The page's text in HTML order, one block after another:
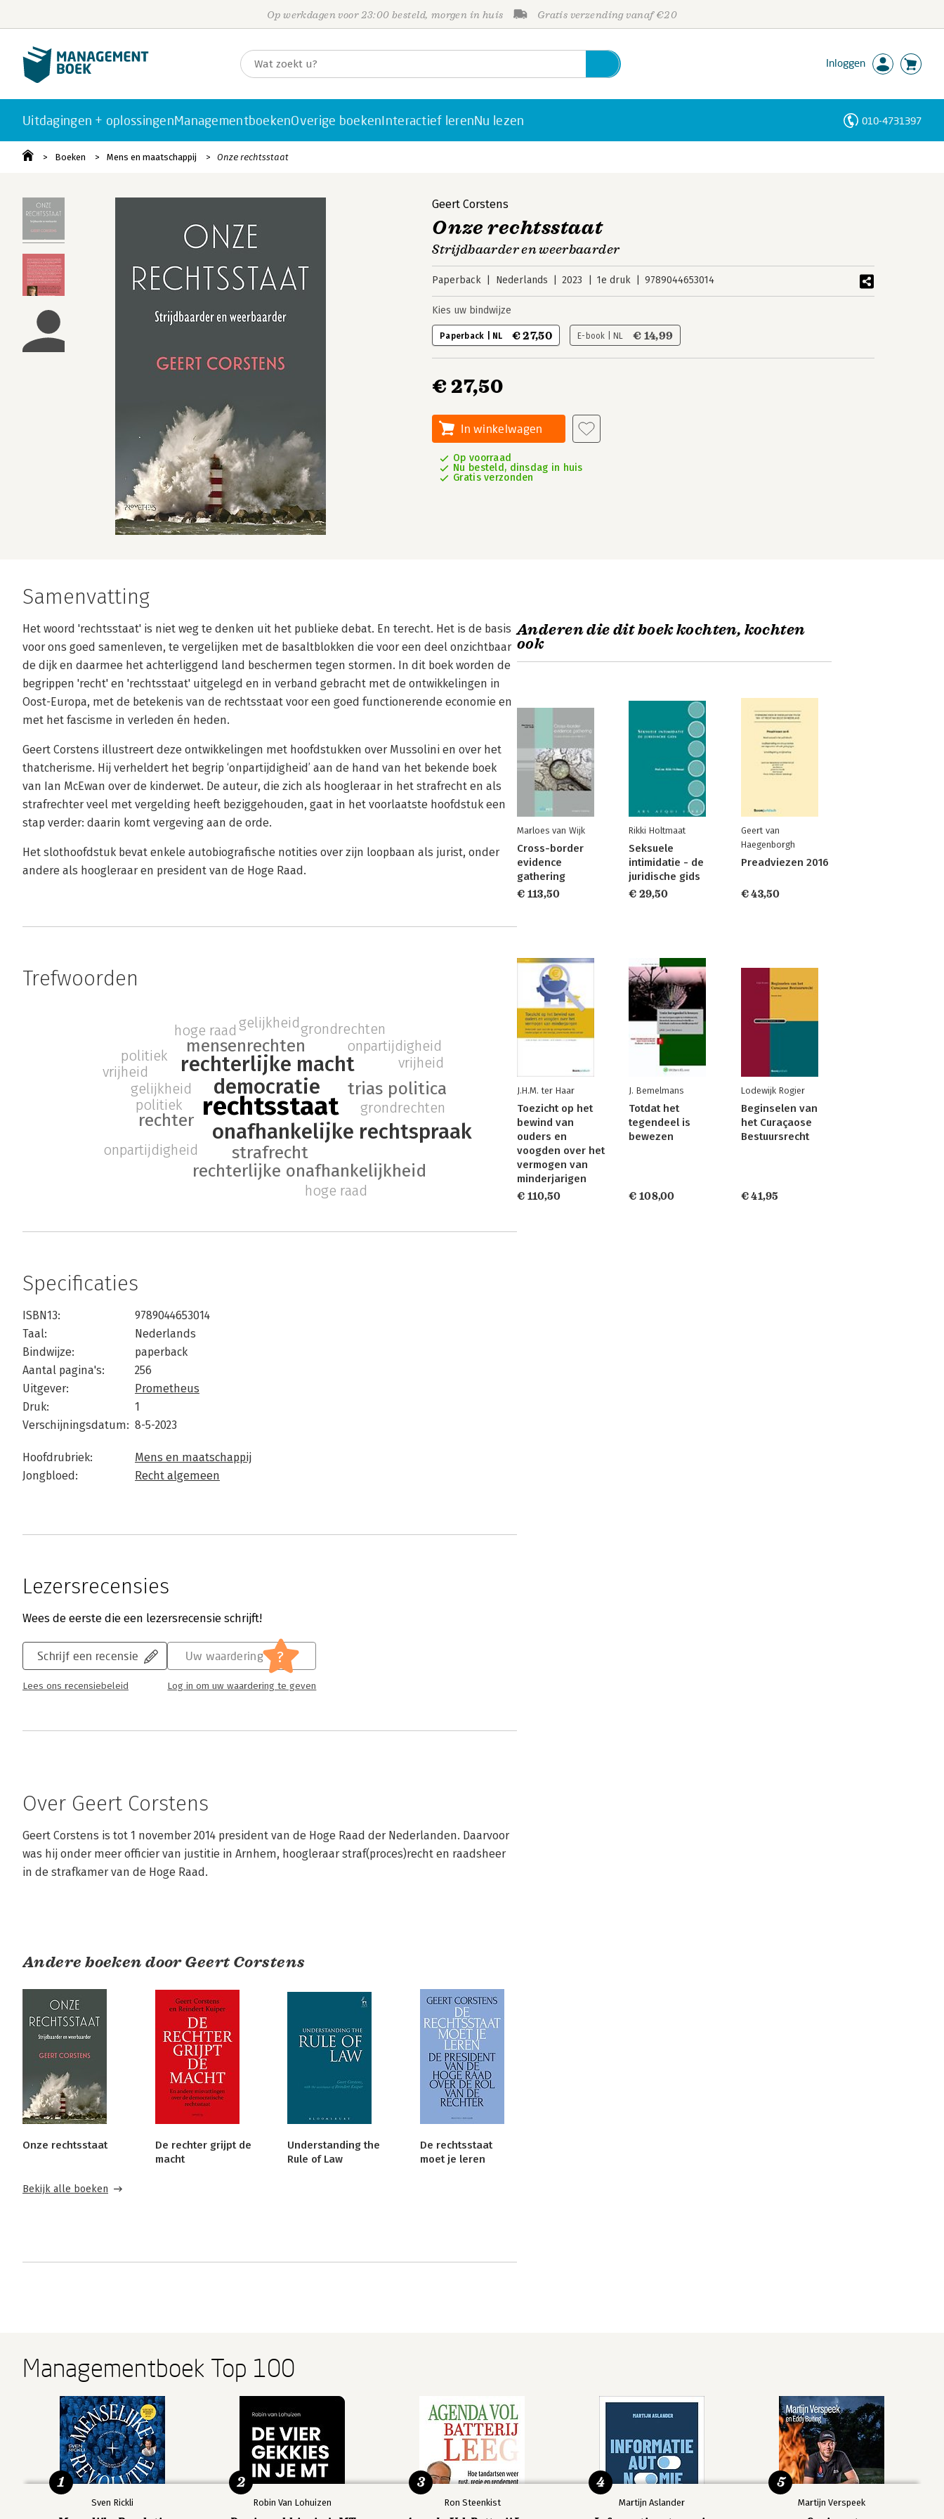
Op werkdagen voor 23:00 besteld, morgen in huis Gratis verzending vanaf €20
Inloggen
Uitdagingen + oplossingenManagementboekenOverige boekenInteractief lerenNu lezen 010-4731397
Boeken Mens en maatschappij Onze rechtsstaat
Geert Corstens
Onze rechtsstaat
Strijdbaarder en weerbaarder
Paperback Nederlands 2023 1e druk 9789044653014
Kies uw bindwijze
Paperback | NL € 27,50 E-book | NL € 14,99
€ 27,50
In winkelwagen
Op voorraad
Nu besteld, dinsdag in huis
Gratis verzonden
Samenvatting
Het woord 'rechtsstaat' is niet weg te denken uit het publieke debat. En terecht. Het is de basis
voor ons goed samenleven, te vergelijken met de basaltblokken die voor een deel onzichtbaar
de dijk en daarmee het achterliggend land beschermen tegen stormen. In dit boek worden de
begrippen 'recht' en 'rechtsstaat' uitgelegd en in verband gebracht met de ontwikkelingen in
Oost-Europa, met de betekenis van de rechtsstaat voor een goed functionerende economie en
met het fascisme in verleden én heden.
Geert Corstens illustreert deze ontwikkelingen met hoofdstukken over Mussolini en over het
thatcherisme. Hij verheldert het begrip ‘onpartijdigheid’ aan de hand van het bekende boek
van Ian McEwan over de kinderwet. De auteur, die zich als hoogleraar in het strafrecht en als
strafrechter veel met vergelding heeft beziggehouden, gaat in het voorlaatste hoofdstuk een
stap verder: daarin komt vergeving aan de orde.
Het slothoofdstuk bevat enkele autobiografische notities over zijn loopbaan als jurist, onder
andere als hoogleraar en president van de Hoge Raad.
Trefwoorden
rechtsstaat
democratie
rechterlijke macht
onafhankelijke rechtspraak
strafrecht
rechterlijke onafhankelijkheid
mensenrechten
trias politica
rechter
politiek
gelijkheid
grondrechten
onpartijdigheid
vrijheid
hoge raad
politiek
gelijkheidgrondrechten
onpartijdigheid
vrijheid
hoge raad
Specificaties
ISBN13:
9789044653014
Taal:
Nederlands
Bindwijze:
paperback
Aantal pagina's:
256
Uitgever:
Prometheus
Druk:
1
Verschijningsdatum: 8-5-2023
Hoofdrubriek:
Mens en maatschappij
Jongbloed:
Recht algemeen
Lezersrecensies
Wees de eerste die een lezersrecensie schrijft!
Schrijf een recensie
Lees ons recensiebeleid
Uw waardering ?
Log in om uw waardering te geven
Over Geert Corstens
Geert Corstens is tot 1 november 2014 president van de Hoge Raad der Nederlanden. Daarvoor
was hij onder meer officier van justitie in Arnhem, hoogleraar straf(proces)recht en raadsheer
in de strafkamer van de Hoge Raad.
Andere boeken door Geert Corstens
Onze rechtsstaat
De rechter grijpt de
macht
Understanding the
Rule of Law
De rechtsstaat
moet je leren
Bekijk alle boeken
Anderen die dit boek kochten, kochten
ook
Marloes van Wijk
Cross-border
evidence
gathering
€ 113,50
Rikki Holtmaat
Seksuele
intimidatie - de
juridische gids
€ 29,50
Geert van
Haegenborgh
Preadviezen 2016
€ 43,50
J.H.M. ter Haar
Toezicht op het
bewind van
ouders en
voogden over het
vermogen van
minderjarigen
€ 110,50
J. Bemelmans
Totdat het
tegendeel is
bewezen
€ 108,00
Lodewijk Rogier
Beginselen van
het Curaçaose
Bestuursrecht
€ 41,95
Managementboek Top 100
Sven Rickli
1
Robin Van Lohuizen
2
Ron Steenkist
3
Martijn Aslander
4
Martijn Verspeek
5
Personen